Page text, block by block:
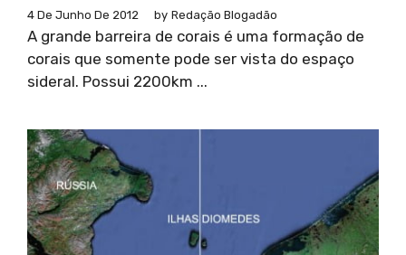
4 De Junho De 2012 by Redação Blogadão
A grande barreira de corais é uma formação de
corais que somente pode ser vista do espaço
sideral. Possui 2200km ...